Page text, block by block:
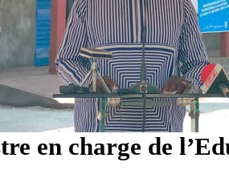
en charge de